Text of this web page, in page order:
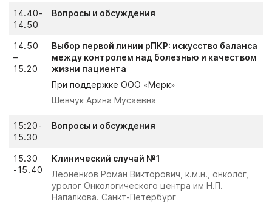
14.40-
14.50
Вопросы и обсуждения
14.50
–
15.20
Выбор первой линии рПКР: искусство баланса
между контролем над болезнью и качеством
жизни пациента
При поддержке ООО «Мерк»
Шевчук Арина Мусаевна
15:20-
15.30
Вопросы и обсуждения
15.30
-15.40
Клинический случай №1
Леоненков Роман Викторович, к.м.н., онколог,
уролог Онкологического центра им Н.П.
Напалкова. Санкт-Петербург